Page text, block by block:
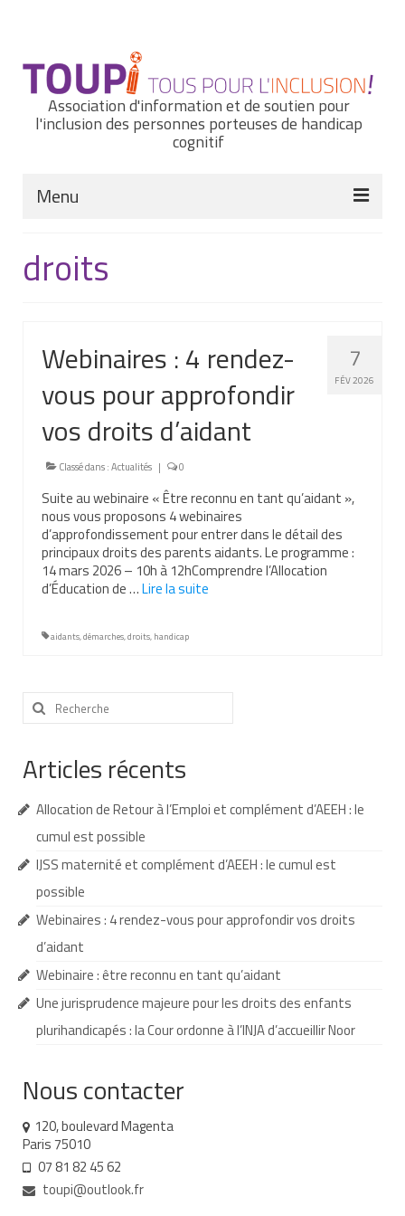
Association d'information et de soutien pour
l'inclusion des personnes porteuses de handicap
cognitif
Menu
Nous connaître
Nos missions et nos valeurs
Notre équipe
Nous contacter
Nos partenaires
Nos livres
Nos livres adaptés
Soins bucco-dentaires
Dossier MDPH
Projet de vie
Demande d’allocations
Taux de handicap et carte d’invalidité
Demande d’orientation
Demande d’AVS
Autres aides financières
Aides destinées aux fonctionnaires
Aides pour les salariés du privé
Aide aux démarches relatives à la
scolarisation
Scolarisation : conseils pour obtenir une
droits
7
FÉV 2026
Webinaires : 4 rendez-
vous pour approfondir
vos droits d’aidant
Classé dans :Actualités | 0
Suite au webinaire « Être reconnu en tant qu’aidant »,
nous vous proposons 4 webinaires
d’approfondissement pour entrer dans le détail des
principaux droits des parents aidants. Le programme :
14 mars 2026 – 10h à 12hComprendre l’Allocation
d’Éducation de …Lire la suite­­
aidants,démarches,droits, handicap
Rechercher
:
Articles récents
Allocation de Retour à l’Emploi et complément d’AEEH : le
cumul est possible
IJSS maternité et complément d’AEEH : le cumul est
possible
Webinaires : 4 rendez-vous pour approfondir vos droits
d’aidant
Webinaire : être reconnu en tant qu’aidant
Une jurisprudence majeure pour les droits des enfants
plurihandicapés : la Cour ordonne à l’INJA d’accueillir Noor
Nous contacter
120, boulevard Magenta
Paris 75010
07 81 82 45 62
toupi@outlook.fr